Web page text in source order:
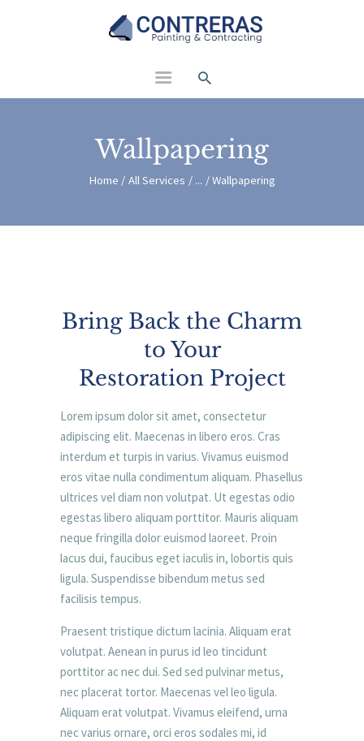
Wallpapering
Home All Services ... Wallpapering
Contracting
Bring Back the Charm
to Your
Restoration Project
Lorem ipsum dolor sit amet, consectetur
adipiscing elit. Maecenas in libero eros. Cras
interdum et turpis in varius. Vivamus euismod
eros vitae nulla condimentum aliquam. Phasellus
ultrices vel diam non volutpat. Ut egestas odio
egestas libero aliquam porttitor. Mauris aliquam
neque fringilla dolor euismod laoreet. Proin
lacus dui, faucibus eget iaculis in, lobortis quis
ligula. Suspendisse bibendum metus sed
facilisis tempus.
Praesent tristique dictum lacinia. Aliquam erat
volutpat. Aenean in purus id leo tincidunt
porttitor ac nec dui. Sed sed pulvinar metus,
nec placerat tortor. Maecenas vel leo ligula.
Aliquam erat volutpat. Vivamus eleifend, urna
nec varius ornare, orci eros sodales mi, id